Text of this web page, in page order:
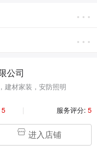
···
···
公司
建材家装，安防照明
5 服务评分: 5
进入店铺